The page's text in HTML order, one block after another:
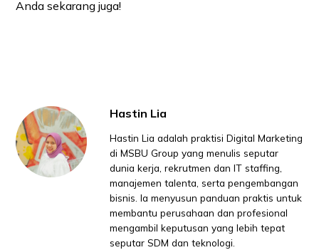
Anda sekarang juga!
Hastin Lia
Hastin Lia adalah praktisi Digital Marketing
di MSBU Group yang menulis seputar
dunia kerja, rekrutmen dan IT staffing,
manajemen talenta, serta pengembangan
bisnis. Ia menyusun panduan praktis untuk
membantu perusahaan dan profesional
mengambil keputusan yang lebih tepat
seputar SDM dan teknologi.